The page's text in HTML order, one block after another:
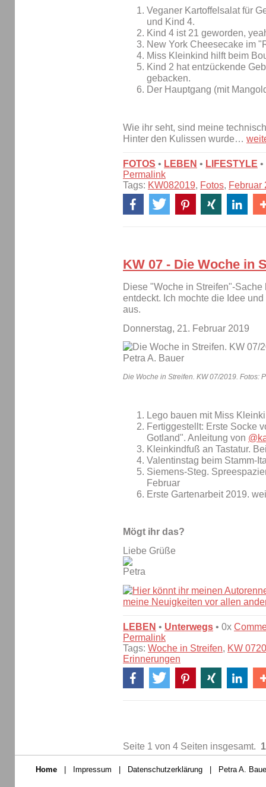
Veganer Kartoffelsalat für
und Kind 4.
Kind 4 ist 21 geworden,
New York Cheesecake im
Miss Kleinkind hilft beim
Kind 2 hat entzückende
gebacken.
Der Hauptgang (mit
Wie ihr seht, sind meine
Hinter den Kulissen wurde…
FOTOS • LEBEN • LIFESTYLE
Permalink
Tags: KW082019, Fotos, Februar
KW 07 - Die Woche in
Diese "Woche in Streifen"-
entdeckt. Ich mochte die Idee
aus.
Donnerstag, 21. Februar 2019
Die Woche in Streifen. KW 07/2019. Fotos:
Lego bauen mit Miss
Fertiggestellt: Erste Socke
Gotland". Anleitung von
Kleinkindfuß an Tastatur.
Valentinstag beim Stamm-
Siemens-Steg.
Februar
Erste Gartenarbeit 2019.
Mögt ihr das?
Liebe Grüße
LEBEN • Unterwegs • 0x
Permalink
Tags: Woche in Streifen, KW
Erinnerungen
Seite 1 von 4 Seiten insgesamt. 1
Home Impressum Datenschutzerklärung Petra A.